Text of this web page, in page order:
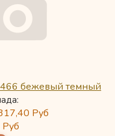
466 бежевый темный
Руб
Руб